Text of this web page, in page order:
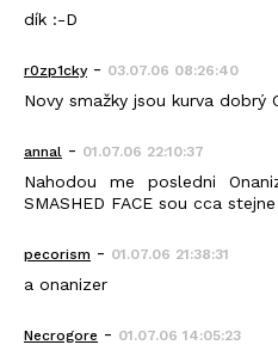
dík :-D
r0zp1cky - 03.07.06 08:26:40
Novy smažky jsou kurva dobrý
annal - 01.07.06 22:10:37
Nahodou me posledni
SMASHED FACE sou cca
pecorism - 01.07.06 21:38:31
a onanizer
Necrogore - 01.07.06 14:05:23